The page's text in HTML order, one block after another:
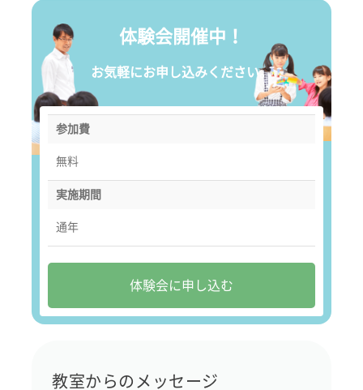
体験会開催中！
お気軽にお申し込みください。
参加費
無料
実施期間
通年
体験会に申し込む
教室からのメッセージ